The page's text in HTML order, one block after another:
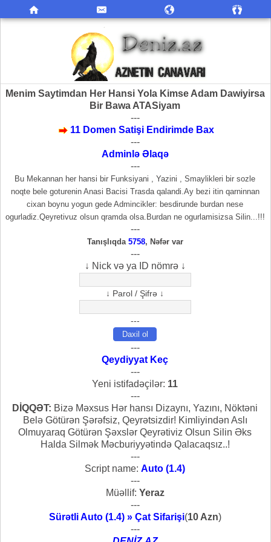
Menim Saytimdan Her Hansi Yola Kimse Adam Dawiyirsa
Bir Bawa ATASiyam
---
11 Domen Satişi Endirimde Bax
---
Adminlə Əlaqə
---
Bu Mekannan her hansi bir Funksiyani , Yazini , Smaylikleri bir sozle
noqte bele goturenin Anasi Bacisi Trasda qalandi.Ay bezi itin qarninnan
cixan boynu yogun gede Admincikler: besdirunde burdan nese
ogurladiz.Qeyretivuz olsun qramda olsa.Burdan ne ogurlamisizsa Silin...!!!
---
Tanışlıqda 5758, Nəfər var
---
↓ Nick və ya ID nömrə ↓
↓ Parol / Şifrə ↓
---
---
Qeydiyyat Keç
---
Yeni istifadəçilər: 11
---
DİQQƏT: Bizə Məxsus Hər hansı Dizaynı, Yazını, Nöktəni
Belə Götürən Şərəfsiz, Qeyrətsizdir! Kimliyindən Aslı
Olmuyaraq Götürən Şəxslər Qeyrətiviz Olsun Silin Əks
Halda Silmək Məcburiyyətində Qalacaqsız..!
---
Script name: Auto (1.4)
---
Müəllif: Yeraz
---
Sürətli Auto (1.4) » Çat Sifarişi(10 Azn)
---